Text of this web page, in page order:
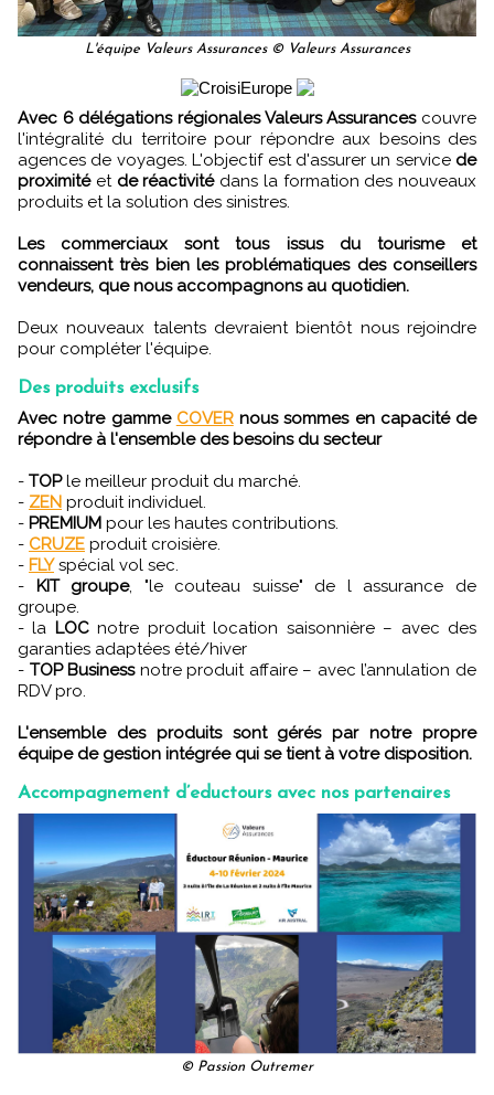
L'équipe Valeurs Assurances © Valeurs Assurances
Avec 6 délégations régionales Valeurs Assurances couvre
l'intégralité du territoire pour répondre aux besoins des
agences de voyages. L'objectif est d'assurer un service de
proximitéet de réactivitédans la formation des nouveaux
produits et la solution des sinistres.
Les commerciaux sont tous issus du tourisme et
connaissent très bien les problématiques des conseillers
vendeurs, que nous accompagnons au quotidien.
Deux nouveaux talents devraient bientôt nous rejoindre
pour compléter l'équipe.
Des produits exclusifs
Avec notre gamme COVER nous sommes en capacité de
répondre à l'ensemble des besoins du secteur
- TOPle meilleur produit du marché.
- ZEN produit individuel.
- PREMIUM pour les hautes contributions.
- CRUZE produit croisière.
- FLYspécial vol sec.
- KIT groupe, "le couteau suisse" de l assurance de
groupe.
- la LOCnotre produit location saisonnière – avec des
garanties adaptées été/hiver
- TOP Businessnotre produit affaire – avec l’annulation de
RDV pro.
L'ensemble des produits sont gérés par notre propre
équipe de gestion intégrée qui se tient à votre disposition.
Accompagnement d’eductours avec nos partenaires
© Passion Outremer